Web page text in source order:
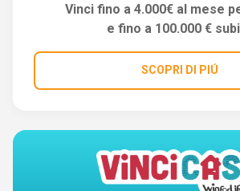
Vinci fino a 4.000€ al mese
e fino a 100.000 €
SCOPRI DI PIÚ